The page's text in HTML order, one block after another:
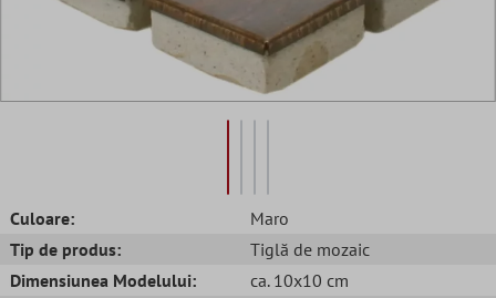
Culoare:
Maro
Tip de produs:
Tiglă de mozaic
Dimensiunea Modelului:
ca. 10x10 cm